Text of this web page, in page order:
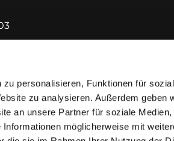
personalisieren, Funktionen für
zu analysieren. Außerdem geben
an unsere Partner für soziale Medien,
möglicherweise mit